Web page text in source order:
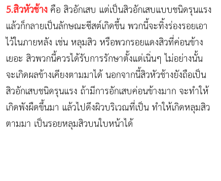
5.สิวหัวช้าง คือ สิวอักเสบ แต่เป็นสิวอักเสบแบบชนิดรุนแรง
แล้วก็กลายเป็นลักษณะซีสต์เกิดขึ้น พวกนี้จะทิ้งร่องรอยเอา
ไว้ในภายหลัง เช่น หลุมสิว หรือพวกรอยแดงสิวที่ค่อนข้าง
เยอะ สิวพวกนี้ควรได้รับการรักษาตั้งแต่เนิ่นๆ ไม่อย่างนั้น
จะเกิดผลข้างเคียงตามมาได้ นอกจากนี้สิวหัวช้างยังถือเป็น
สิวอักเสบชนิดรุนแรง ถ้ามีการอักเสบค่อนข้างมาก จะทำให้
เกิดพังผืดขึ้นมา แล้วไปดึงผิวบริเวณที่เป็น ทำให้เกิดหลุมสิว
ตามมา เป็นรอยหลุมสิวบนใบหน้าได้